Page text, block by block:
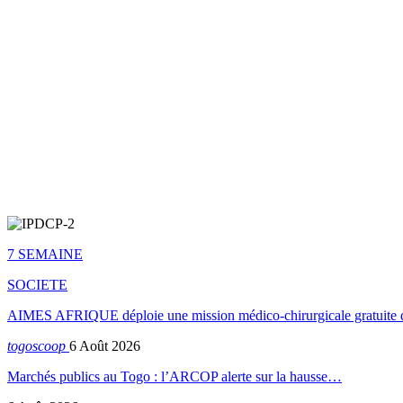
7 SEMAINE
SOCIETE
AIMES AFRIQUE déploie une mission médico-chirurgicale gratuite
togoscoop 6 Août 2026
Marchés publics au Togo : l’ARCOP alerte sur la hausse…